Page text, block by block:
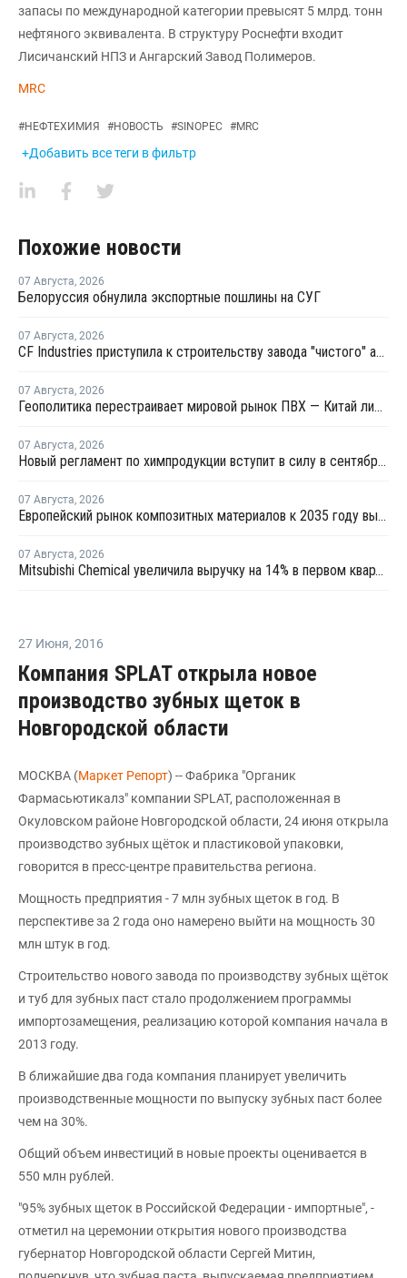
запасы по международной категории превысят 5 млрд. тонн
нефтяного эквивалента. В структуру Роснефти входит
Лисичанский НПЗ и Ангарский Завод Полимеров.
MRC
#НЕФТЕХИМИЯ #НОВОСТЬ #SINOPEC #MRC
+Добавить все теги в фильтр
Похожие новости
07 Августа, 2026
Белоруссия обнулила экспортные пошлины на СУГ
07 Августа, 2026
CF Industries приступила к строительству завода "чистого" аммиака за USD4 миллиарда
07 Августа, 2026
Геополитика перестраивает мировой рынок ПВХ — Китай лидирует в экспорте
07 Августа, 2026
Новый регламент по химпродукции вступит в силу в сентябре 2027 года
07 Августа, 2026
Европейский рынок композитных материалов к 2035 году вырастет до USD47,5 млрд
07 Августа, 2026
Mitsubishi Chemical увеличила выручку на 14% в первом квартале японского финансового года
27 Июня, 2016
Компания SPLAT открыла новое
производство зубных щеток в
Новгородской области
МОСКВА (Маркет Репорт) -- Фабрика "Органик
Фармасьютикалз" компании SPLAT, расположенная в
Окуловском районе Новгородской области, 24 июня открыла
производство зубных щёток и пластиковой упаковки,
говорится в пресс-центре правительства региона.
Мощность предприятия - 7 млн зубных щеток в год. В
перспективе за 2 года оно намерено выйти на мощность 30
млн штук в год.
Строительство нового завода по производству зубных щёток
и туб для зубных паст стало продолжением программы
импортозамещения, реализацию которой компания начала в
2013 году.
В ближайшие два года компания планирует увеличить
производственные мощности по выпуску зубных паст более
чем на 30%.
Общий объем инвестиций в новые проекты оценивается в
550 млн рублей.
"95% зубных щеток в Российской Федерации - импортные", -
отметил на церемонии открытия нового производства
губернатор Новгородской области Сергей Митин,